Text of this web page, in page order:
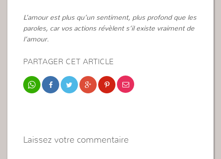
L’amour est plus qu’un sentiment, plus profond que les
paroles, car vos actions révèlent s’il existe vraiment de
l’amour.
PARTAGER CET ARTICLE
Laissez votre commentaire